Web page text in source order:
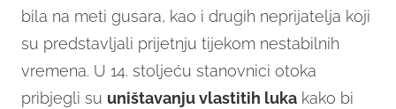
bila na meti gusara, kao i drugih neprijatelja koji
su predstavljali prijetnju tijekom nestabilnih
vremena. U 14. stoljeću stanovnici otoka
pribjegli su uništavanju vlastitih luka kako bi